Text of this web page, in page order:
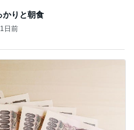
かりと朝食
1日前